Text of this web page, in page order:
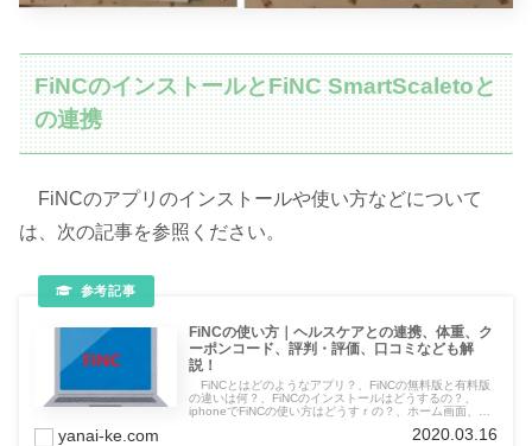
FiNCのインストールとFiNC SmartScaletoと
の連携
FiNCのアプリのインストールや使い方などについて
は、次の記事を参照ください。
FiNCの使い方｜ヘルスケアとの連携、体重、ク
ーポンコード、評判・評価、口コミなども解
説！
FiNCとはどのようなアプリ？、FiNCの無料版と有料版
の違いは何？、FiNCのインストールはどうするの？、
iphoneでFiNCの使い方はどうすｒの？、ホーム画面、き
画面、つかう画面、マイページ画面、FiNCのの評判・評
yanai-ke.com 2020.03.16